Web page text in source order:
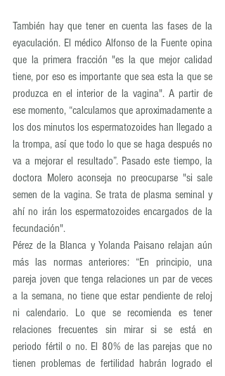
También hay que tener en cuenta las fases de la
eyaculación. El médico Alfonso de la Fuente opina
que la primera fracción "es la que mejor calidad
tiene, por eso es importante que sea esta la que se
produzca en el interior de la vagina". A partir de
ese momento, “calculamos que aproximadamente a
los dos minutos los espermatozoides han llegado a
la trompa, así que todo lo que se haga después no
va a mejorar el resultado”. Pasado este tiempo, la
doctora Molero aconseja no preocuparse "si sale
semen de la vagina. Se trata de plasma seminal y
ahí no irán los espermatozoides encargados de la
fecundación".
Pérez de la Blanca y Yolanda Paisano relajan aún
más las normas anteriores: “En principio, una
pareja joven que tenga relaciones un par de veces
a la semana, no tiene que estar pendiente de reloj
ni calendario. Lo que se recomienda es tener
relaciones frecuentes sin mirar si se está en
periodo fértil o no. El 80% de las parejas que no
tienen problemas de fertilidad habrán logrado el